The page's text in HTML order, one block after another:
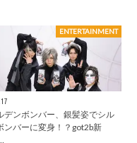
ENTERTAINMENT
デンボンバー、銀髪姿でシル
ンバーに変身！？got2b新